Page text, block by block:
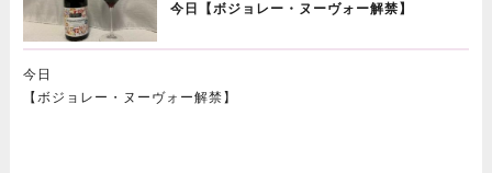
今日【ボジョレー・ヌーヴォー解禁】
今日
【ボジョレー・ヌーヴォー解禁】